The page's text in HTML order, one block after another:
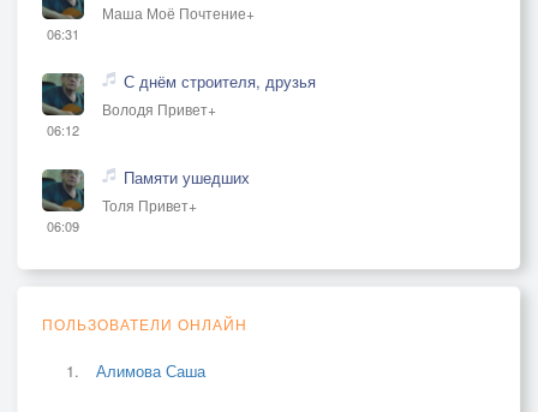
06:31
Маша Моё Почтение+
06:12
С днём строителя, друзья
Володя Привет+
06:09
Памяти ушедших
Толя Привет+
ПОЛЬЗОВАТЕЛИ ОНЛАЙН
Алимова Саша